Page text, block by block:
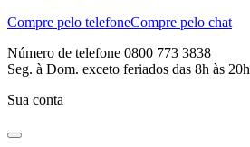
Compre pelo telefoneCompre pelo chat
Número de telefone 0800 773 3838
Seg. à Dom. exceto feriados das 8h às 20h
Sua conta